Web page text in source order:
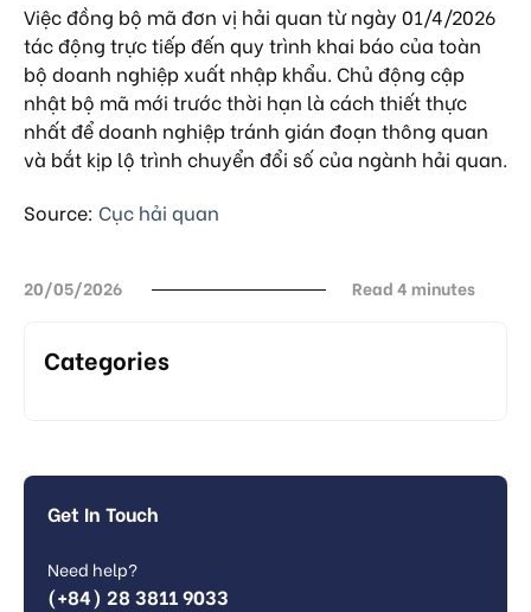
20/05/2026 Read 4 minutes
Categories
Get In Touch
Need help?
(+84) 28 3811 9033
Việc đồng bộ mã đơn vị hải quan từ ngày 01/4/2026
tác động trực tiếp đến quy trình khai báo của toàn
bộ doanh nghiệp xuất nhập khẩu. Chủ động cập
nhật bộ mã mới trước thời hạn là cách thiết thực
nhất để doanh nghiệp tránh gián đoạn thông quan
và bắt kịp lộ trình chuyển đổi số của ngành hải quan.
Source: Cục hải quan